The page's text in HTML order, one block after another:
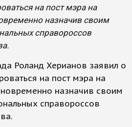
на пост мэра на
назначив своим
справороссов
Роланд Херианов заявил о
на пост мэра на
назначив своим
справороссов